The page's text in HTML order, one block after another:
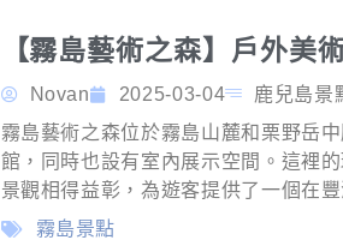
【霧島藝術之森】戶外美
Novan 2025-03-04
鹿兒島景
霧島藝術之森位於霧島山麓和栗野岳
館，同時也設有室內展示空間。這裡
景觀相得益彰，為遊客提供了一個在
霧島景點